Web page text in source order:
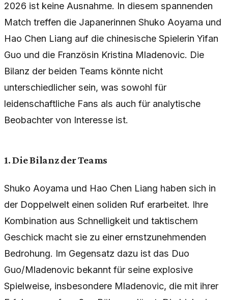
2026 ist keine Ausnahme. In diesem spannenden
Match treffen die Japanerinnen Shuko Aoyama und
Hao Chen Liang auf die chinesische Spielerin Yifan
Guo und die Französin Kristina Mladenovic. Die
Bilanz der beiden Teams könnte nicht
unterschiedlicher sein, was sowohl für
leidenschaftliche Fans als auch für analytische
Beobachter von Interesse ist.
1. Die Bilanz der Teams
Shuko Aoyama und Hao Chen Liang haben sich in
der Doppelwelt einen soliden Ruf erarbeitet. Ihre
Kombination aus Schnelligkeit und taktischem
Geschick macht sie zu einer ernstzunehmenden
Bedrohung. Im Gegensatz dazu ist das Duo
Guo/Mladenovic bekannt für seine explosive
Spielweise, insbesondere Mladenovic, die mit ihrer